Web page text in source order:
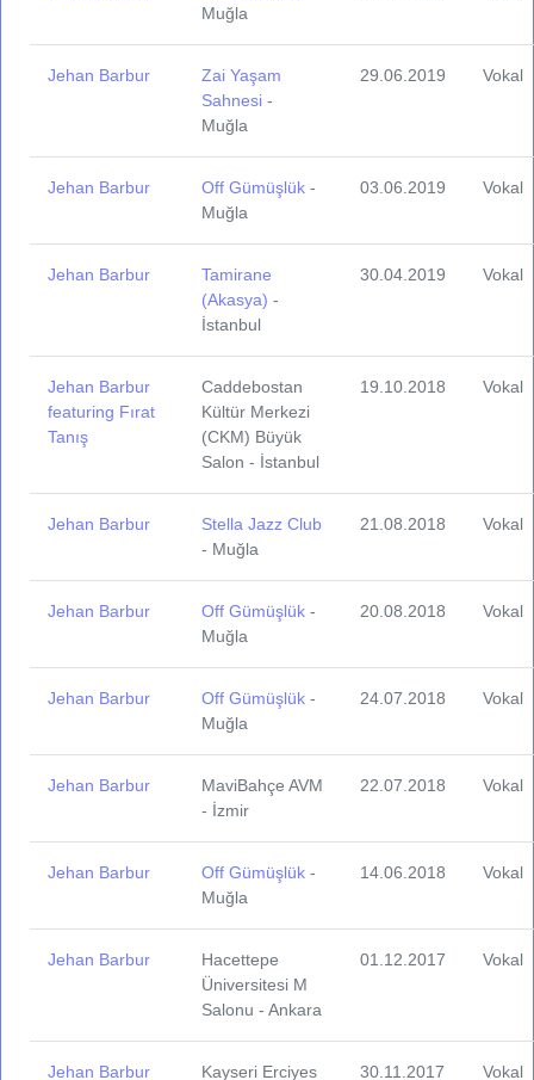
Muğla
Jehan Barbur
Zai Yaşam
Sahnesi -
Muğla
29.06.2019 Vokal
Jehan Barbur Off Gümüşlük -
Muğla
03.06.2019 Vokal
Jehan Barbur
Tamirane
(Akasya) -
İstanbul
30.04.2019 Vokal
Jehan Barbur
featuring Fırat
Tanış
Caddebostan
Kültür Merkezi
(CKM) Büyük
Salon - İstanbul
19.10.2018 Vokal
Jehan Barbur
Stella Jazz Club
- Muğla
21.08.2018 Vokal
Jehan Barbur Off Gümüşlük -
Muğla
20.08.2018 Vokal
Jehan Barbur Off Gümüşlük -
Muğla
24.07.2018 Vokal
Jehan Barbur
MaviBahçe AVM
- İzmir
22.07.2018 Vokal
Jehan Barbur Off Gümüşlük -
Muğla
14.06.2018 Vokal
Jehan Barbur
Hacettepe
Üniversitesi M
Salonu - Ankara
01.12.2017 Vokal
Jehan Barbur Kayseri Erciyes 30.11.2017 Vokal